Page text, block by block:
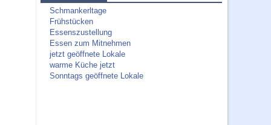
Schmankerltage
Frühstücken
Essenszustellung
Essen zum Mitnehmen
jetzt geöffnete Lokale
warme Küche jetzt
Sonntags geöffnete Lokale